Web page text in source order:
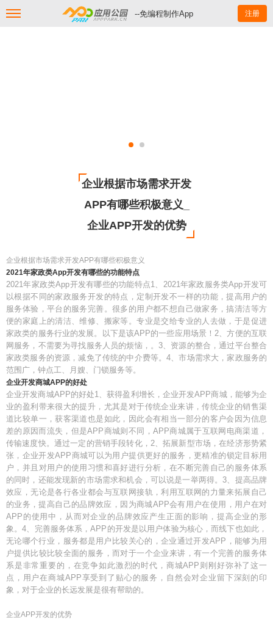
--免编程制作App 注册
企业根据市场需求开发
APP有哪些积极意义_
企业APP开发的优势
企业根据市场需求开发APP有哪些积极意义
2021年家政类App开发有哪些的功能特点
2021年家政类App开发有哪些的功能特点1、2021年家政服务类App开发可
以根据不同的家政服务开发的特点，定制开发不一样的功能，提高用户的
服务体验，平台的服务完善。很多的用户都不想自己做家务，搞清洁等方
便的家庭上的清洁、维修、搬家等。专业是交给专业的人去做，于是促进
家政类的服务行业的发展。以下是该APP的一些应用场景！2、方便的互联
网服务，不需要为寻找服务人员的烦恼，。3、资源的整合，通过平台整合
家政类服务的资源，减免了传统的中介费等。4、市场需求大，家政服务的
范围广，钟点工、月嫂、门锁服务等。
企业开发商城APP的好处
企业开发商城APP的好处1、获得盈利增长，企业开发APP商城，能够为企
业的盈利带来很大的提升，尤其是对于传统企业来讲，传统企业的销售渠
道比较单一，获客渠道也是如此，因此会有相当一部分的客户会因为信息
差的原因而流失，但是APP商城则不同，APP商城属于互联网电商渠道，
传输速度快。通过一定的营销手段转化，2、拓展新型市场，在经济形势紧
张，企业开发APP商城可以为用户提供更好的服务，更精准的锁定目标用
户，并且对用户的使用习惯和喜好进行分析，在不断完善自己的服务体系
的同时，还能发现新的市场需求和机会，可以说是一举两得。3、提高品牌
效应，无论是各行各业都会与互联网接轨，利用互联网的力量来拓展自己
的业务，提高自己的品牌效应，因为商城APP会有用户在使用，用户在对
APP的使用中，从而对企业的品牌效应产生正面的影响，提高企业的形
象。4、完善服务体系，APP的开发是以用户体验为核心，而线下也如此，
无论哪个行业，服务都是用户比较关心的，企业通过开发APP，能够为用
户提供比较比较全面的服务，而对于一个企业来讲，有一个完善的服务体
系是非常重要的，在竞争如此激烈的时代，商城APP则刚好弥补了这一
点，用户在商城APP享受到了贴心的服务，自然会对企业留下深刻的印
象，对于企业的长远发展是很有帮助的。
企业APP开发的优势